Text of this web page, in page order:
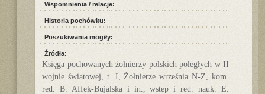
Wspomnienia / relacje:
Historia pochówku:
Poszukiwania mogiły:
Źródła:
Księga pochowanych żołnierzy polskich poległych w II
wojnie światowej, t. I, Żołnierze września N-Z, kom.
red. B. Affek-Bujalska i in., wstęp i red. nauk. E.